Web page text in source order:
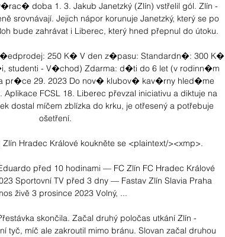
doba 1. 3. Jakub Janetzký (Zlín) vstřelil gól. Zlín -
srovnávají. Jejich nápor korunuje Janetzký, který se po
bude zahrávat i Liberec, který hned přepnul do útoku.
250 K� V den z�pasu: Standardn�: 300 K�
- V�chod) Zdarma: d�ti do 6 let (v rodinn�m
pr�ce 29. 2023 Do nov� klubov� kav�rny hled�me
FCSL 18. Liberec převzal iniciativu a diktuje na
dostal míčem zblízka do krku, je otřesený a potřebuje
ošetření.
Zlín Hradec Králové koukněte se <plaintext/><xmp>.
před 10 hodinami — FC Zlín FC Hradec Králové
Sportovní TV před 3 dny — Fastav Zlín Slavia Praha
živě 3 prosince 2023 Volný, ...
skončila. Začal druhý poločas utkání Zlín -
tyč, míč ale zakroutil mimo bránu. Slovan začal druhou